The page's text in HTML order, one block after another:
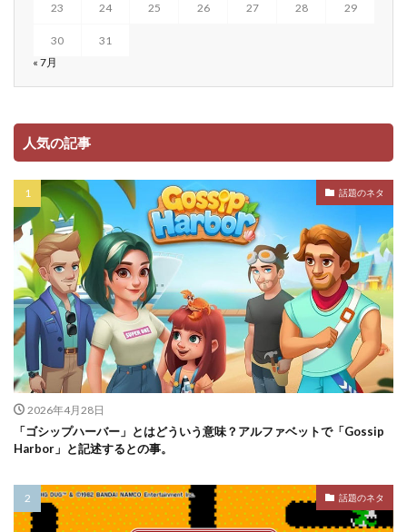
23 24 25 26 27 28 29
30
31
« 7月
人気の記事
話題のネタ
2026年4月28日
「ゴシップハーバー」とはどういう意味？アルファベットで「Gossip
Harbor」と記述するとの事。
話題のネタ